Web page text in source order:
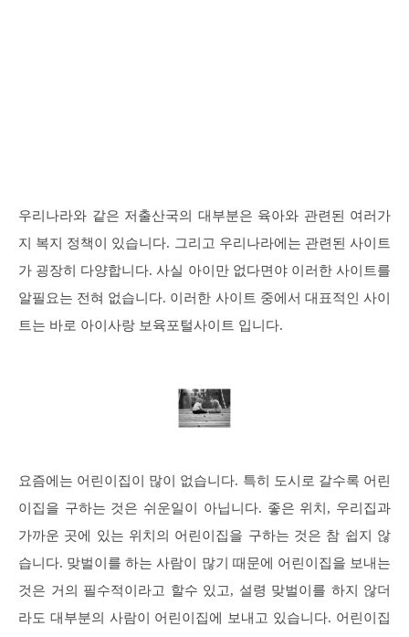
우리나라와 같은 저출산국의 대부분은 육아와 관련된 여러가
지 복지 정책이 있습니다. 그리고 우리나라에는 관련된 사이트
가 굉장히 다양합니다. 사실 아이만 없다면야 이러한 사이트를
알필요는 전혀 없습니다. 이러한 사이트 중에서 대표적인 사이
트는 바로 아이사랑 보육포털사이트 입니다.
요즘에는 어린이집이 많이 없습니다. 특히 도시로 갈수록 어린
이집을 구하는 것은 쉬운일이 아닙니다. 좋은 위치, 우리집과
가까운 곳에 있는 위치의 어린이집을 구하는 것은 참 쉽지 않
습니다. 맞벌이를 하는 사람이 많기 때문에 어린이집을 보내는
것은 거의 필수적이라고 할수 있고, 설령 맞벌이를 하지 않더
라도 대부분의 사람이 어린이집에 보내고 있습니다. 어린이집